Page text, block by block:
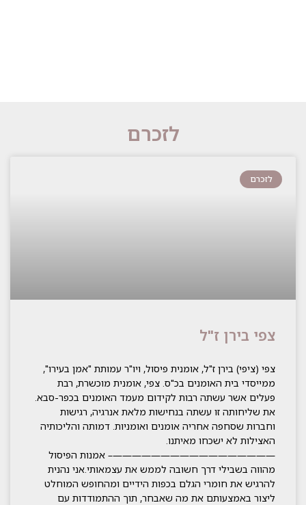
לזכרם
לזכרם
צפי בירן ז"ל
צפי (ציפי) בירן ז"ל, אומנית פיסול, ויו"ר עמותת "אמן בעירו",
ממייסדי בית האומנים בכ"ס. צפי, אומנית מוכשרת, רבת
פעלים אשר עשתה רבות לקידום מעמד האומנים בכפר-סבא.
את שליחותה זו עשתה בנחישות מלאת אנרגיה, רגישות
וחברות שסחפה אחריה אומנים ואומניות. דמותה והליכותיה
האצילות לא ישכחו מאיתנו. ​
—————————————————– אמנות הפיסול
מהווה בשבילי דרך חשובה לממש את עצמאותי.אני נהנית
להרגיש את חומרי הגלם בכפות הידיים ומהחופש המוחלט
ליצור באמצעותם את מה שאבחר, תוך ההתמודדות עם